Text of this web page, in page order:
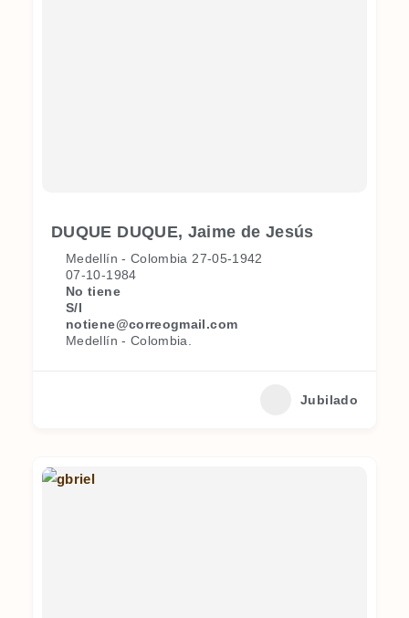
DUQUE DUQUE, Jaime de Jesús
Medellín - Colombia 27-05-1942
07-10-1984
No tiene
S/I
notiene@correogmail.com
Medellín - Colombia.
Jubilado